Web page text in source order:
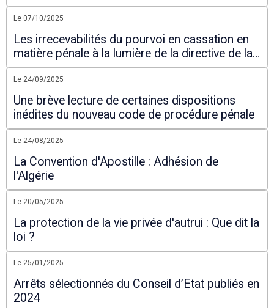
juridictionnelles
Le 07/10/2025
Les irrecevabilités du pourvoi en cassation en
matière pénale à la lumière de la directive de la
Cour suprême portant filtrage des pourvois.
Le 24/09/2025
Une brève lecture de certaines dispositions
inédites du nouveau code de procédure pénale
Le 24/08/2025
La Convention d'Apostille : Adhésion de
l'Algérie
Le 20/05/2025
La protection de la vie privée d'autrui : Que dit la
loi ?
Le 25/01/2025
Arrêts sélectionnés du Conseil d’Etat publiés en
2024